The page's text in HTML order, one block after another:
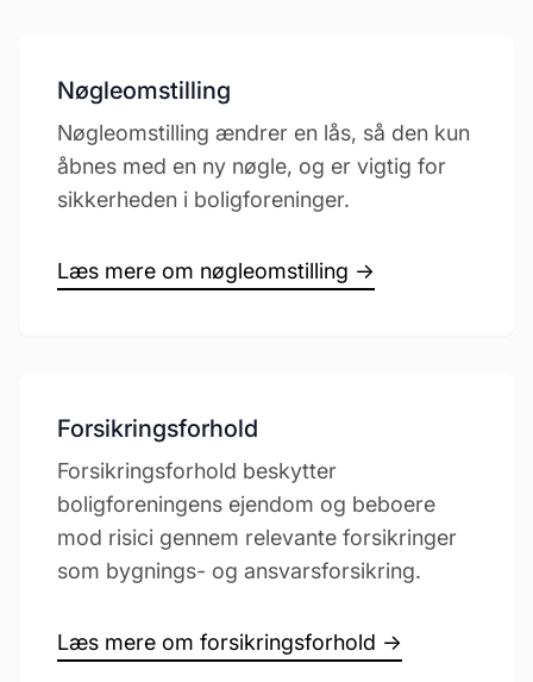
Nøgleomstilling
Nøgleomstilling ændrer en lås, så den kun
åbnes med en ny nøgle, og er vigtig for
sikkerheden i boligforeninger.
Læs mere om nøgleomstilling →
Forsikringsforhold
Forsikringsforhold beskytter
boligforeningens ejendom og beboere
mod risici gennem relevante forsikringer
som bygnings- og ansvarsforsikring.
Læs mere om forsikringsforhold →